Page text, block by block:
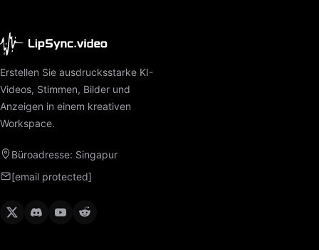
Erstellen Sie ausdrucksstarke KI-
Videos, Stimmen, Bilder und
Anzeigen in einem kreativen
Workspace.
Büroadresse: Singapur
[email protected]